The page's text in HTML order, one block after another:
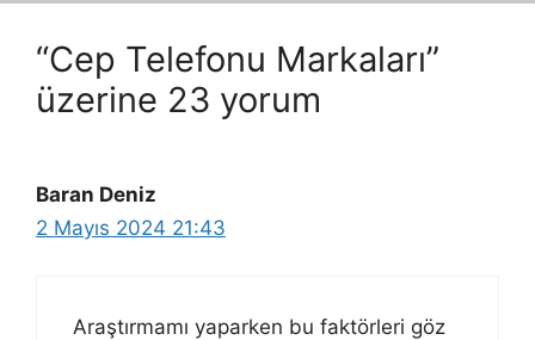
“Cep Telefonu Markaları”
üzerine 23 yorum
Baran Deniz
2 Mayıs 2024 21:43
Araştırmamı yaparken bu faktörleri göz